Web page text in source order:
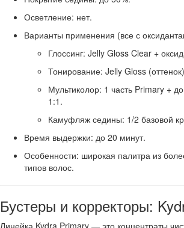
Осветление: нет.
Варианты применения (все с
Глоссинг: Jelly Gloss Clear +
Тонирование: Jelly Gloss
Мультиколор: 1 часть Primary +
1:1.
Камуфляж седины: 1/2 базовой
Время выдержки: до 20 минут.
Особенности: широкая палитра из
типов волос.
Бустеры и корректоры:
Линейка Kydra Primary — это концентраты